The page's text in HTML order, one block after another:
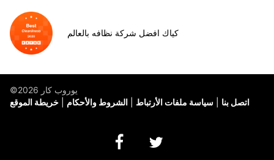
كياك افضل شركة نظافه بالعالم
©يوروب كار 2026
خريطة الموقع
الشروط والأحكام سياسة ملفات الأرتباط اتصل بنا